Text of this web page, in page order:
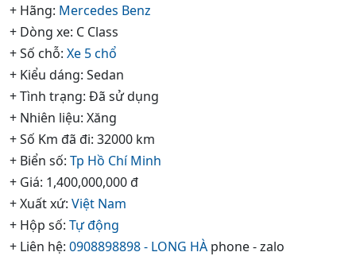
+ Hãng: Mercedes Benz
+ Dòng xe: C Class
+ Số chỗ: Xe 5 chổ
+ Kiểu dáng: Sedan
+ Tình trạng: Đã sử dụng
+ Nhiên liệu: Xăng
+ Số Km đã đi: 32000 km
+ Biển số: Tp Hồ Chí Minh
+ Giá: 1,400,000,000 đ
+ Xuất xứ: Việt Nam
+ Hộp số: Tự động
+ Liên hệ: 0908898898 - LONG HÀ phone - zalo